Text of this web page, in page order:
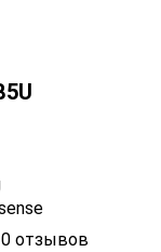
0 отзывов